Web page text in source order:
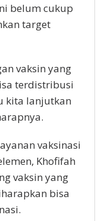
belum cukup
target
vaksin yang
terdistribusi
kita lanjutkan
vaksinasi
Khofifah
vaksin yang
bisa